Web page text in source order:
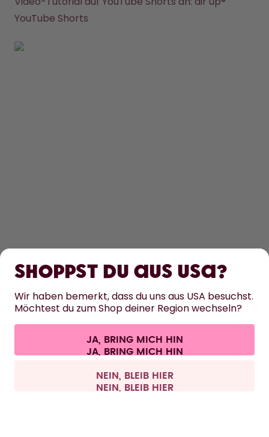
YouTube Shorts
KONTAKT
Cookie-Einstellungen AGB Datenschutz
Alle Preise sind inklusive Mehrwertsteuer und zzgl. Versandkosten.
Shoppst du aus USA?
Wir haben bemerkt, dass du uns aus USA besuchst.
Möchtest du zum Shop deiner Region wechseln?
JA, BRING MICH HIN
NEIN, BLEIB HIER